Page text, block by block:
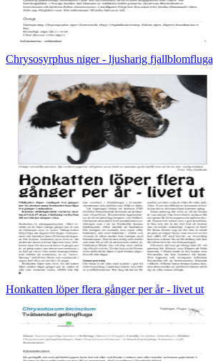
Chrysosyrphus niger - ljusharig fjallblomfluga
Honkatten löper flera gånger per år - livet ut